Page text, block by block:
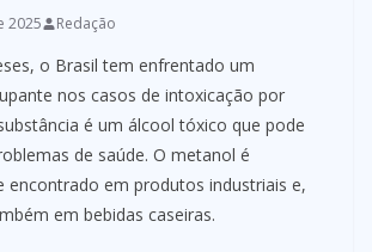
2025 Redação
o Brasil tem enfrentado um
nos casos de intoxicação por
é um álcool tóxico que pode
de saúde. O metanol é
encontrado em produtos industriais e,
em bebidas caseiras.